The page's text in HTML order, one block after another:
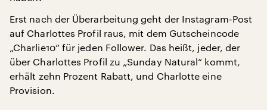
Erst nach der Überarbeitung geht der Instagram-Post
auf Charlottes Profil raus, mit dem Gutscheincode
„Charlie10“ für jeden Follower. Das heißt, jeder, der
über Charlottes Profil zu „Sunday Natural“ kommt,
erhält zehn Prozent Rabatt, und Charlotte eine
Provision.